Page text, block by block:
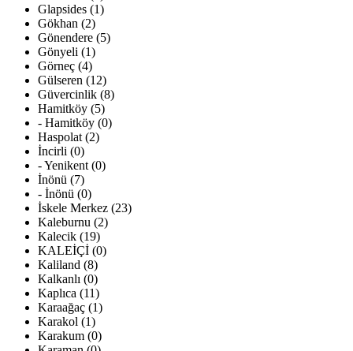
Glapsides (1)
Gökhan (2)
Gönendere (5)
Gönyeli (1)
Görneç (4)
Gülseren (12)
Güvercinlik (8)
Hamitköy (5)
- Hamitköy (0)
Haspolat (2)
İncirli (0)
- Yenikent (0)
İnönü (7)
- İnönü (0)
İskele Merkez (23)
Kaleburnu (2)
Kalecik (19)
KALEİÇİ (0)
Kaliland (8)
Kalkanlı (0)
Kaplıca (11)
Karaağaç (1)
Karakol (1)
Karakum (0)